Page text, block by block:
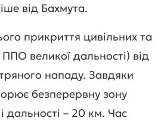
від Бахмута.
прикриття цивільних та
ППО великої дальності) від
нападу. Завдяки
безперервну зону
дальності – 20 км. Час